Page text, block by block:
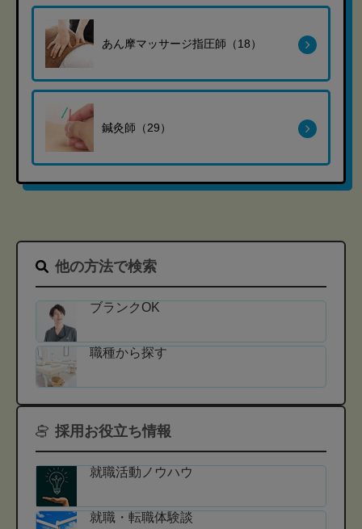
あん摩マッサージ指圧師（18）
鍼灸師（29）
他の方法で検索
ブランクOK
職種から探す
採用お役立ち情報
就職活動ノウハウ
就職・転職体験談